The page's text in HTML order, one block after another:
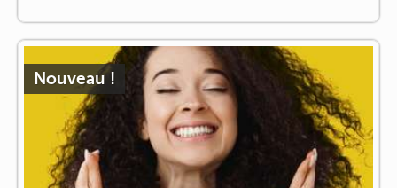
Nouveau !